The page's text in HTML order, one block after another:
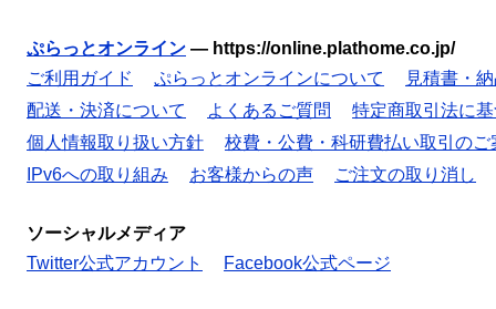
ぷらっとオンライン — https://online.plathome.co.jp/
ご利用ガイド
ぷらっとオンラインについて
見積書・
配送・決済について
よくあるご質問
特定商取引法に
個人情報取り扱い方針
校費・公費・科研費払い取引のご
IPv6への取り組み
お客様からの声 ご注文の取り消し
ソーシャルメディア
Twitter公式アカウント
Facebook公式ページ